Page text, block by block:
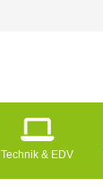
Technik & EDV